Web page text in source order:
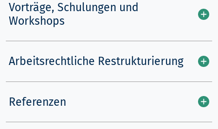
Vorträge, Schulungen und
Workshops
Arbeitsrechtliche Restrukturierung
Referenzen